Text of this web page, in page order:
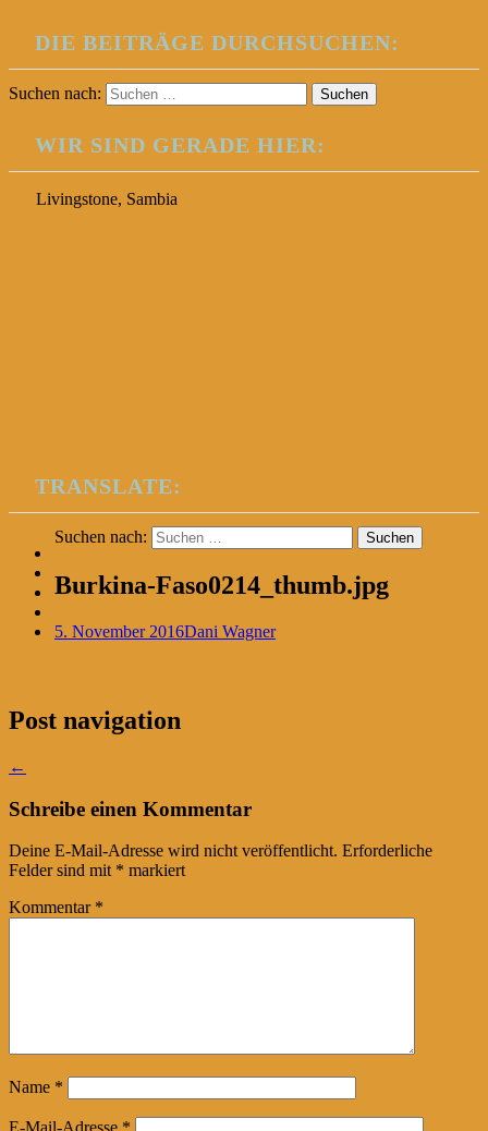
DIE BEITRÄGE DURCHSUCHEN:
Suchen nach:
WIR SIND GERADE HIER:
Livingstone, Sambia
TRANSLATE:
Suchen nach:
Burkina-Faso0214_thumb.jpg
5. November 2016Dani Wagner
Post navigation
←
Schreibe einen Kommentar
Deine E-Mail-Adresse wird nicht veröffentlicht. Erforderliche
Felder sind mit * markiert
Kommentar *
Name *